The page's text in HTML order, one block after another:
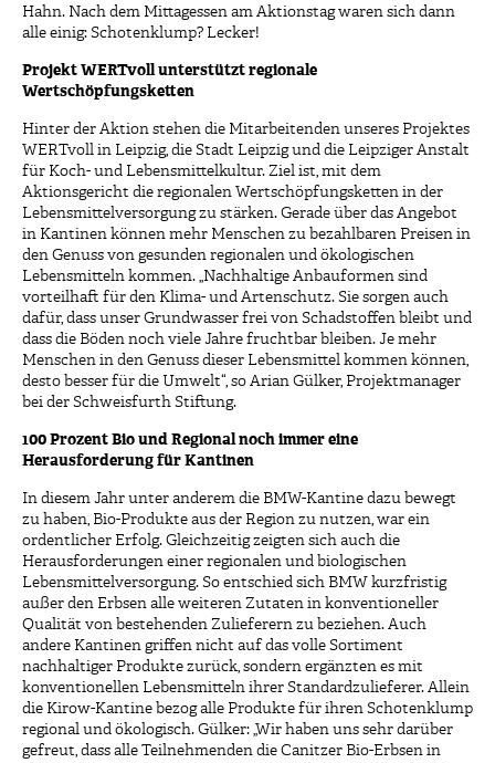
Hahn. Nach dem Mittagessen am Aktionstag waren sich dann
alle einig: Schotenklump? Lecker!
Projekt WERTvoll unterstützt regionale
Wertschöpfungsketten
Hinter der Aktion stehen die Mitarbeitenden unseres Projektes
WERTvoll in Leipzig, die Stadt Leipzig und die Leipziger Anstalt
für Koch- und Lebensmittelkultur. Ziel ist, mit dem
Aktionsgericht die regionalen Wertschöpfungsketten in der
Lebensmittelversorgung zu stärken. Gerade über das Angebot
in Kantinen können mehr Menschen zu bezahlbaren Preisen in
den Genuss von gesunden regionalen und ökologischen
Lebensmitteln kommen. „Nachhaltige Anbauformen sind
vorteilhaft für den Klima- und Artenschutz. Sie sorgen auch
dafür, dass unser Grundwasser frei von Schadstoffen bleibt und
dass die Böden noch viele Jahre fruchtbar bleiben. Je mehr
Menschen in den Genuss dieser Lebensmittel kommen können,
desto besser für die Umwelt“, so Arian Gülker, Projektmanager
bei der Schweisfurth Stiftung.
100 Prozent Bio und Regional noch immer eine
Herausforderung für Kantinen
In diesem Jahr unter anderem die BMW-Kantine dazu bewegt
zu haben, Bio-Produkte aus der Region zu nutzen, war ein
ordentlicher Erfolg. Gleichzeitig zeigten sich auch die
Herausforderungen einer regionalen und biologischen
Lebensmittelversorgung. So entschied sich BMW kurzfristig
außer den Erbsen alle weiteren Zutaten in konventioneller
Qualität von bestehenden Zulieferern zu beziehen. Auch
andere Kantinen griffen nicht auf das volle Sortiment
nachhaltiger Produkte zurück, sondern ergänzten es mit
konventionellen Lebensmitteln ihrer Standardzulieferer. Allein
die Kirow-Kantine bezog alle Produkte für ihren Schotenklump
regional und ökologisch. Gülker: „Wir haben uns sehr darüber
gefreut, dass alle Teilnehmenden die Canitzer Bio-Erbsen in